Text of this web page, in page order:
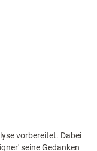
vorbereitet. Dabei
seine Gedanken